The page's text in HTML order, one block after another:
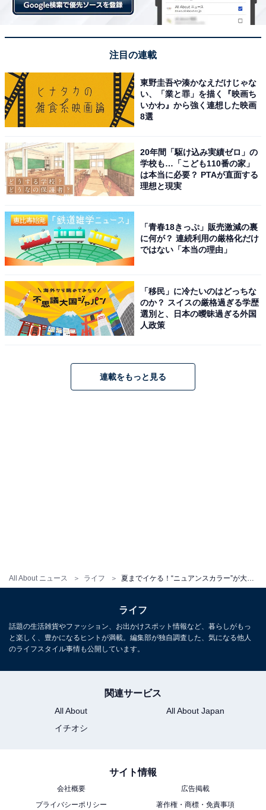
All About ニュース ライフ
むベーシックカラーに加え、オレンジやピンクもくすん
だ発色なので、オーバーサイズでも子供っぽく見えるこ
注目の連載
東野圭吾や湊かなえだけじゃな
い、「業と罪」を描く『映画ち
いかわ』から強く連想した映画
8選
20年間「駆け込み実績ゼロ」の
学校も…「こども110番の家」
は本当に必要？ PTAが直面する
理想と現実
「青春18きっぷ」販売激減の裏
に何が？ 連続利用の厳格化だけ
ではない「本当の理由」
「移民」に冷たいのはどっちな
のか？ スイスの厳格過ぎる学歴
選別と、日本の曖昧過ぎる外国
人政策
連載をもっと見る
ライフ
話題の生活雑貨やファッション、お出かけスポット情報など、暮らしがもっ
と楽しく、豊かになるヒントが満載。編集部が独自調査した、気になる他人
のライフスタイル事情も公開しています。
関連サービス
All About
All About Japan
イチオシ
サイト情報
会社概要
広告掲載
プライバシーポリシー
著作権・商標・免責事項